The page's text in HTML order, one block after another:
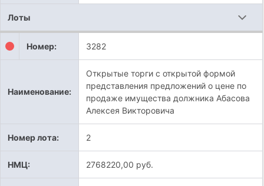
Лоты
Номер: 3282
Наименование:
Открытые торги с открытой формой
представления предложений о цене по
продаже имущества должника Абасова
Алексея Викторовича
Номер лота: 2
НМЦ: 2768220,00 руб.